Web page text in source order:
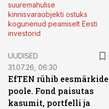
suuremahulise
kinnisvaraobjekti ostuks
kogunenud peamiselt Eesti
investorid
UUDISED
31.07.26, 06:30
EfTEN rühib eesmärkide
poole. Fond paisutas
kasumit, portfelli ja